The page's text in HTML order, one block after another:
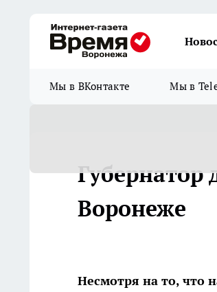
Мы в ВКонтакте Мы в
Губернатор
Воронеже
Несмотря на то, что